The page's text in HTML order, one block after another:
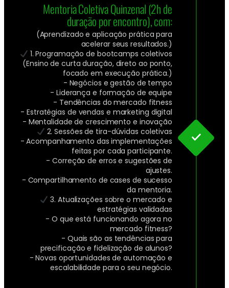
Mentoria Coletiva Quinzenal (2h de
duração por encontro), com:
(Aprendizado e aplicação prática para
acelerar seus resultados.)
1. Programação de bootcamps coletivos
(Ensino de curta duração, direto ao ponto,
focado em execução prática.)
- Negócios e gestão de tempo
- Liderança e formação de equipe
- Tendências do mercado fitness
- Estratégias de vendas e marketing digital
- Mentalidade de crescimento e inovação
2. Sessões de tira-dúvidas coletivas
- Acompanhamento das implementações
feitas por cada participante.
- Correção de erros e sugestões de
ajustes.
- Compartilhamento de cases de sucesso
da mentoria.
3. Atualizações sobre o mercado e
estratégias validadas
- O que está funcionando agora no
mercado fitness?
- Quais são as tendências para
precificação e fidelização de alunos?
- Novas oportunidades de automação e
escalabilidade para o seu negócio.